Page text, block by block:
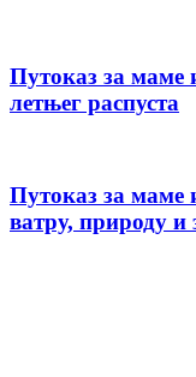
Путоказ за маме
летњег распуста
Путоказ за маме
ватру, природу и